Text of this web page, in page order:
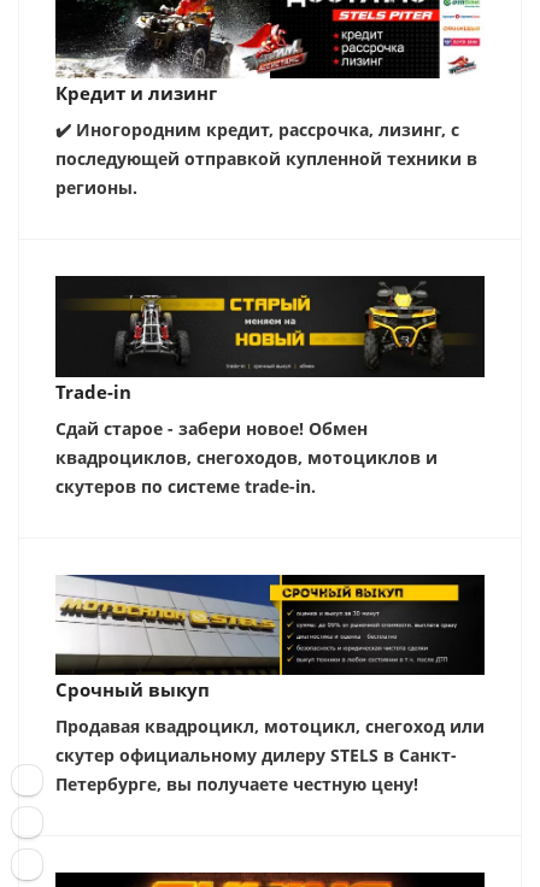
Кредит и лизинг
✔️ Иногородним кредит, рассрочка, лизинг, с
последующей отправкой купленной техники в
регионы.
Trade-in
Сдай старое - забери новое! Обмен
квадроциклов, снегоходов, мотоциклов и
скутеров по системе trade-in.
Срочный выкуп
Продавая квадроцикл, мотоцикл, снегоход или
скутер официальному дилеру STELS в Санкт-
Петербурге, вы получаете честную цену!